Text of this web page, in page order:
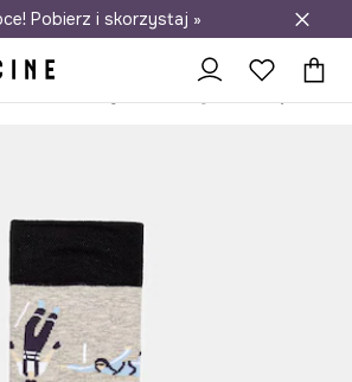
dostawa do salonów
Pobierz i skorzystaj »